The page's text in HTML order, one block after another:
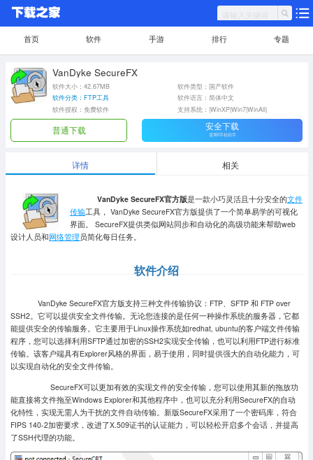
首页 软件 手游 排行 专题
VanDyke SecureFX
软件大小：42.67MB
软件类型：国产软件
软件分类：FTP工具
软件语言：简体中文
软件授权：免费软件
支持系统：|WinXP|Win7|WinAll|
普通下载 安全下载
需360手机助手
详情 相关
VanDyke SecureFX官方版是一款小巧灵活且十分安全的文件
传输工具， VanDyke SecureFX官方版提供了一个简单易学的可视化
界面。 SecureFX提供类似网站同步和自动化的高级功能来帮助web
设计人员和网络管理 员简化每日任务。
软件介绍
VanDyke SecureFX官方版支持三种文件传输协议：FTP、SFTP 和 FTP over
SSH2。它可以提供安全文件传输。无论您连接的是任何一种操作系统的服务器，它都
能提供安全的传输服务。它主要用于Linux操作系统如redhat, ubuntu的客户端文件传输
程序，您可以选择利用SFTP通过加密的SSH2实现安全传输，也可以利用FTP进行标准
传输。该客户端具有Explorer风格的界面，易于使用，同时提供强大的自动化能力，可
以实现自动化的安全文件传输。
SecureFX可以更加有效的实现文件的安全传输，您可以使用其新的拖放功
能直接将文件拖至Windows Explorer和其他程序中，也可以充分利用SecureFX的自动
化特性，实现无需人为干扰的文件自动传输。新版SecureFX采用了一个密码库，符合
FIPS 140-2加密要求，改进了X.509证书的认证能力，可以轻松开启多个会话，并提高
了SSH代理的功能。